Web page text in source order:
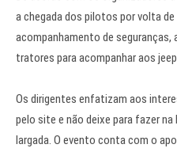
a chegada dos pilotos por volta de
acompanhamento de seguranças,
tratores para acompanhar aos
Os dirigentes enfatizam aos
pelo site e não deixe para fazer
largada. O evento conta com o